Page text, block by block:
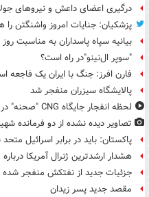
درگیری اعضای داعش و نیروهای
پزشکیان: جنایات امروز واشنگتن
بیانیه سپاه پاسداران به مناسبت روز
"سوپر ال‌نینو"در راه است؟
فارن افرز: جنگ با ایران یک فاجعه
پالایشگاه سیزران منفجر شد
لحظه انفجار جایگاه CNG "صحنه" در دوربین مداربسته
تصاویر دیده‌ نشده از دو فرمانده
پاکستان: باید در برابر اسرائیل
هشدار ارشدترین ژنرال آمریکا
جزئیات جدید از نفتکش منفجر شده
مقصد جدید پسر زیدان